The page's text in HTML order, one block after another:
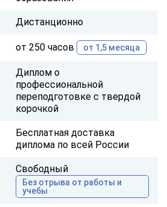
Дистанционно
от 250 часов от 1,5 месяца
Диплом о
профессиональной
переподготовке с твердой
корочкой
Бесплатная доставка
диплома по всей России
Свободный
Без отрыва от работы и
учебы